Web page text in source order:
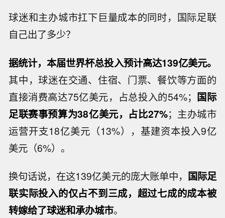
球迷和主办城市扛下巨量成本的同时，国际足联
自己出了多少？
据统计，本届世界杯总投入预计高达139亿美元。
其中，球迷在交通、住宿、门票、餐饮等方面的
直接消费高达75亿美元，占总投入的54%； 国际
足联赛事预算为38亿美元，占比27%；主办城市
运营开支18亿美元（13%），基建资本投入9亿
美元（6%）。
换句话说，在这139亿美元的庞大账单中， 国际足
联实际投入的仅占不到三成，超过七成的成本被
转嫁给了球迷和承办城市。